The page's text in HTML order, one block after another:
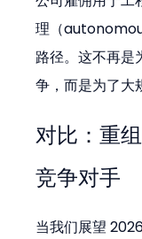
理（
路径。这不再
争，而是为了大
对比：重
竞争对手
当我们展望